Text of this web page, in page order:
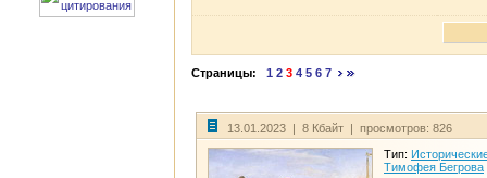
Страницы: 1 2 3 4 5 6 7
13.01.2023 | 8 Кбайт | просмотров: 826
Тип:
Тимофея Бегрова